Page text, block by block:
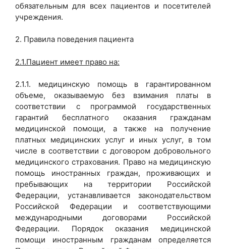
обязательным для всех пациентов и посетителей
учреждения.
2. Правила поведения пациента
2.1.Пациент имеет право на:
2.1.1. медицинскую помощь в гарантированном
объеме, оказываемую без взимания платы в
соответствии с программой государственных
гарантий бесплатного оказания гражданам
медицинской помощи, а также на получение
платных медицинских услуг и иных услуг, в том
числе в соответствии с договором добровольного
медицинского страхования. Право на медицинскую
помощь иностранных граждан, проживающих и
пребывающих на территории Российской
Федерации, устанавливается законодательством
Российской Федерации и соответствующими
международными договорами Российской
Федерации. Порядок оказания медицинской
помощи иностранным гражданам определяется